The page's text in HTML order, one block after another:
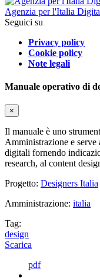
Agenzia per l'Italia
Seguici su
Privacy policy
Cookie policy
Note legali
Manuale operativo di
×
Il manuale è uno
Amministrazione e serve
digitali fornendo
research, al content
Progetto: Designers Italia
Amministrazione: italia
Tag:
design
Scarica
pdf